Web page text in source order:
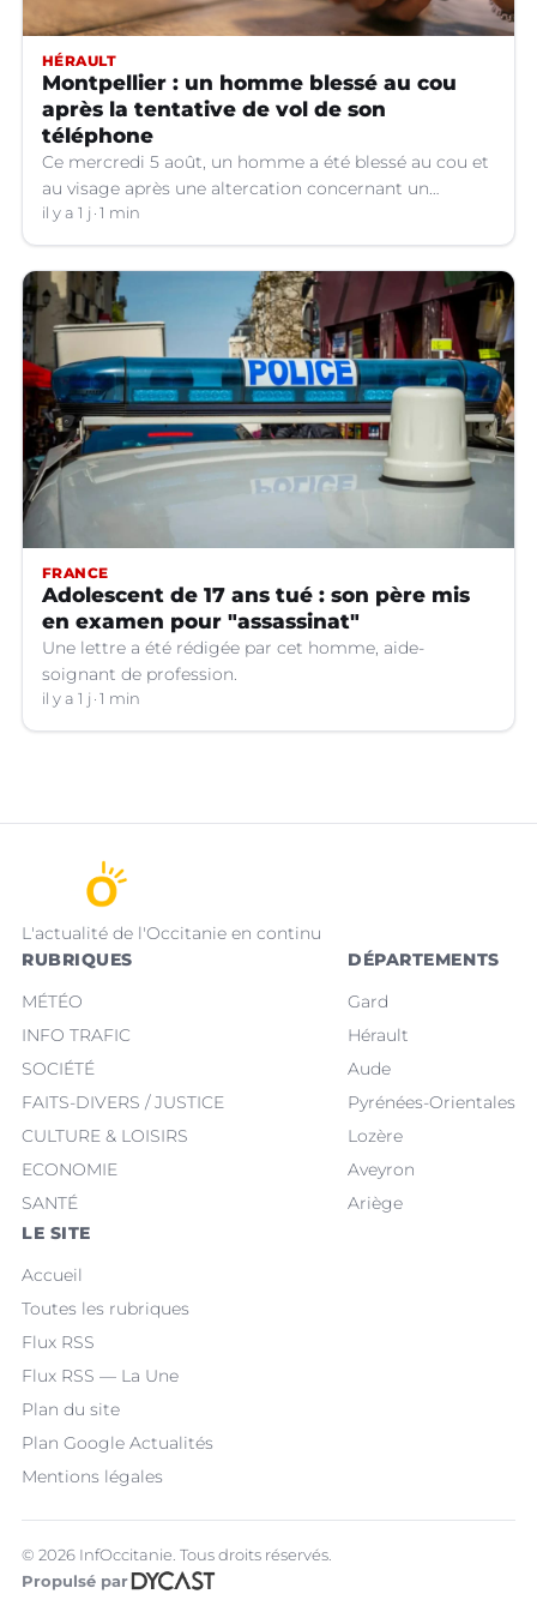
HÉRAULT
Montpellier : un homme blessé au cou
après la tentative de vol de son
téléphone
Ce mercredi 5 août, un homme a été blessé au cou et
au visage après une altercation concernant un
téléphone portable à Montpellier (Hérault).
il y a 1 j 1 min
FRANCE
Adolescent de 17 ans tué : son père mis
en examen pour "assassinat"
Une lettre a été rédigée par cet homme, aide-
soignant de profession.
il y a 1 j 1 min
L'actualité de l'Occitanie en continu
RUBRIQUES
MÉTÉO
INFO TRAFIC
SOCIÉTÉ
FAITS-DIVERS / JUSTICE
CULTURE & LOISIRS
ECONOMIE
SANTÉ
DÉPARTEMENTS
Gard
Hérault
Aude
Pyrénées-Orientales
Lozère
Aveyron
Ariège
LE SITE
Accueil
Toutes les rubriques
Flux RSS
Flux RSS — La Une
Plan du site
Plan Google Actualités
Mentions légales
© 2026 InfOccitanie. Tous droits réservés.
Propulsé par